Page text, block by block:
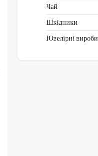
Чай
Шкідники
Ювелірні вироби